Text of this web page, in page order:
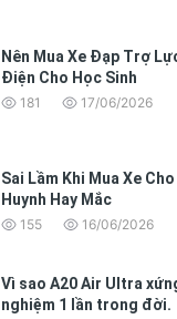
Nên Mua Xe Đạp Trợ
Điện Cho Học Sinh
181 17/06/2026
Sai Lầm Khi Mua Xe
Huynh Hay Mắc
155 16/06/2026
Vì sao A20 Air Ultra
nghiệm 1 lần trong đời.